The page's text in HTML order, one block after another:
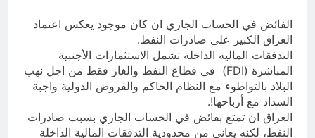
الفائض في الحساب الجاري ان كان موجود يعكس اعتماد
العراق الكبير على صادرات النفط.
التدفقات المالية الداخلة تشمل الاستثمارات الأجنبية
المباشرة (FDI) في قطاع النفط والغاز فقط من اجل نهب
البلاد بالتواطوء مع النظام الحاكم والقروض الدولية واجبة
السداد مع أرباحها!.
العراق ان تمتع بفائض في الحساب الجاري بسبب صادرات
النفط، لكنه يعاني من محدودية التدفقات المالية الداخلة